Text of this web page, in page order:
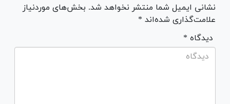
نشانی ایمیل شما منتشر نخواهد شد. بخش‌های موردنیاز
علامت‌گذاری شده‌اند *
* دیدگاه